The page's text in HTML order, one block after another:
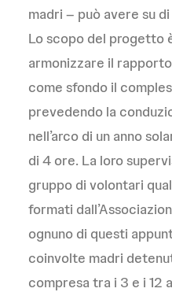
madri – può avere su di
Lo scopo del progetto
armonizzare il
come sfondo il
prevedendo la
nell’arco di un anno
di 4 ore. La loro
gruppo di volontari
formati
ognuno di questi
coinvolte madri
compresa tra i 3 e i 12